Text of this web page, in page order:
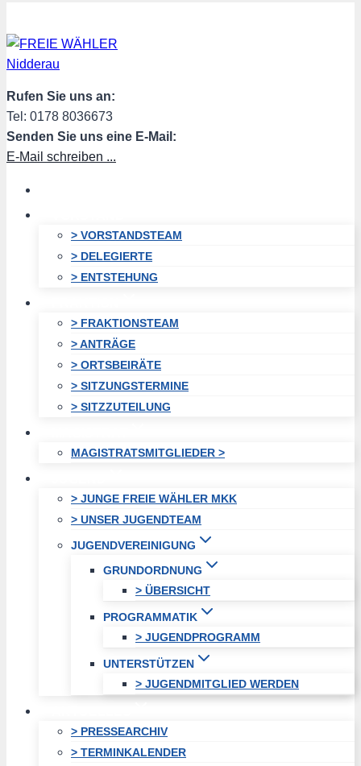
Inhalt
springen
Rufen Sie uns an:
Tel: 0178 8036673
Senden Sie uns eine E-Mail:
E-Mail schreiben ...
> VORSTANDSTEAM
> DELEGIERTE
> ENTSTEHUNG
> FRAKTIONSTEAM
> ANTRÄGE
> ORTSBEIRÄTE
> SITZUNGSTERMINE
> SITZZUTEILUNG
MAGISTRATSMITGLIEDER >
> JUNGE FREIE WÄHLER MKK
> UNSER JUGENDTEAM
JUGENDVEREINIGUNG
GRUNDORDNUNG
> ÜBERSICHT
PROGRAMMATIK
> JUGENDPROGRAMM
UNTERSTÜTZEN
> JUGENDMITGLIED WERDEN
> PRESSEARCHIV
> TERMINKALENDER